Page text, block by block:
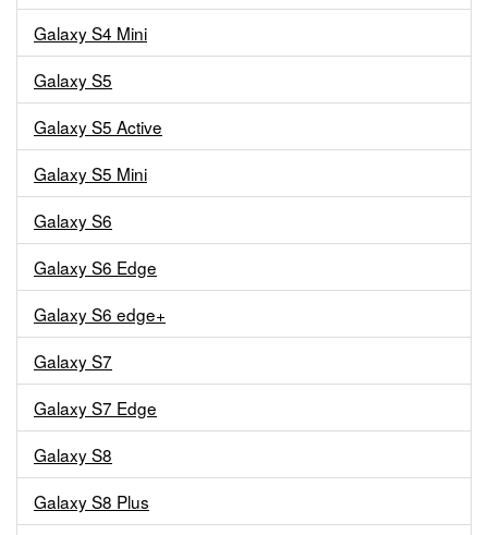
Galaxy S4 Mini
Galaxy S5
Galaxy S5 Active
Galaxy S5 Mini
Galaxy S6
Galaxy S6 Edge
Galaxy S6 edge+
Galaxy S7
Galaxy S7 Edge
Galaxy S8
Galaxy S8 Plus